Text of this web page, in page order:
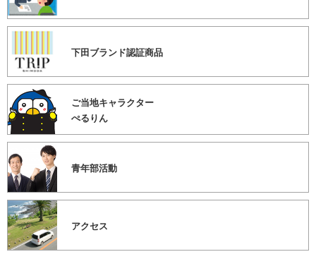
下田ブランド認証商品
ご当地キャラクター
ぺるりん
青年部活動
アクセス